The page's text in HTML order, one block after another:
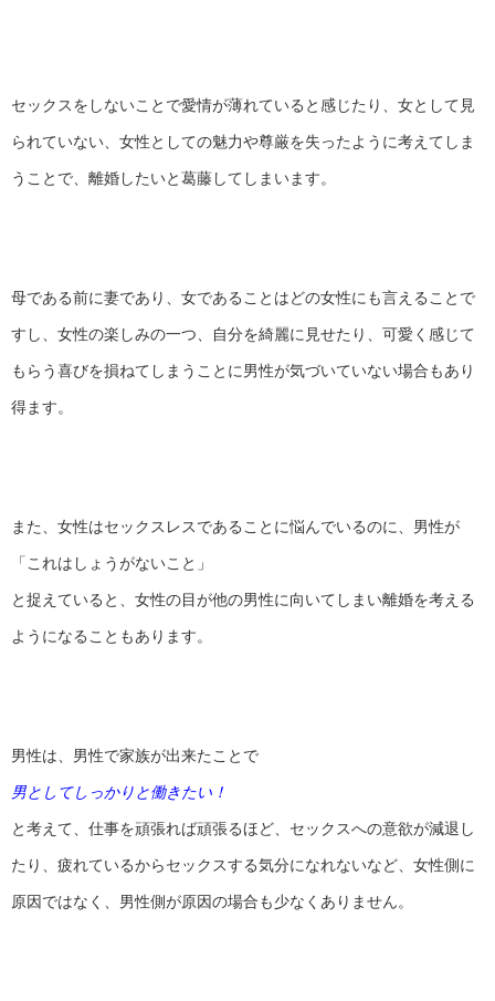
セックスをしないことで愛情が薄れていると感じたり、女として見
られていない、女性としての魅力や尊厳を失ったように考えてしま
うことで、離婚したいと葛藤してしまいます。
母である前に妻であり、女であることはどの女性にも言えることで
すし、女性の楽しみの一つ、自分を綺麗に見せたり、可愛く感じて
もらう喜びを損ねてしまうことに男性が気づいていない場合もあり
得ます。
また、女性はセックスレスであることに悩んでいるのに、男性が
「これはしょうがないこと」
と捉えていると、女性の目が他の男性に向いてしまい離婚を考える
ようになることもあります。
男性は、男性で家族が出来たことで
男としてしっかりと働きたい！
と考えて、仕事を頑張れば頑張るほど、セックスへの意欲が減退し
たり、疲れているからセックスする気分になれないなど、女性側に
原因ではなく、男性側が原因の場合も少なくありません。